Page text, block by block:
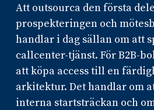
Att outsourca den första
prospekteringen och
handlar i dag sällan om att
callcenter-tjänst. För B2B-
att köpa access till en
arkitektur. Det handlar om
interna startsträckan och